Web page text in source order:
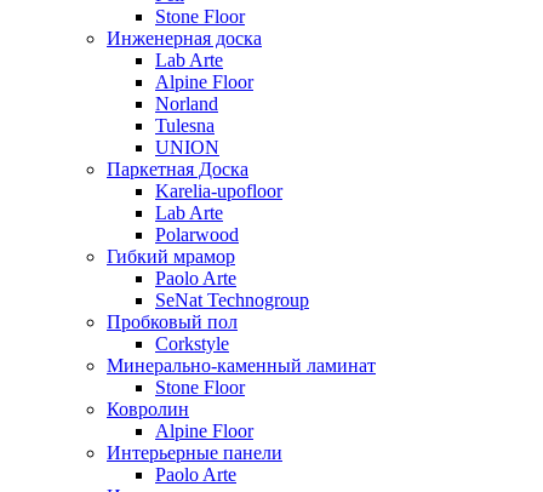
Stone Floor
Инженерная доска
Lab Arte
Alpine Floor
Norland
Tulesna
UNION
Паркетная Доска
Karelia-upofloor
Lab Arte
Polarwood
Гибкий мрамор
Paolo Arte
SeNat Technogroup
Пробковый пол
Corkstyle
Минерально-каменный ламинат
Stone Floor
Ковролин
Alpine Floor
Интерьерные панели
Paolo Arte